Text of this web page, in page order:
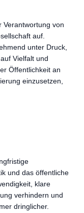
Verantwortung von
auf.
unter Druck,
Vielfalt und
Öffentlichkeit an
einzusetzen,
und das öffentliche
klare
verhindern und
dringlicher.